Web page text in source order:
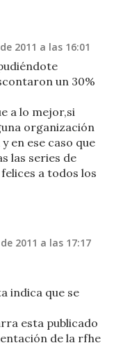
2011 a las 16:01
un 30%
a lo mejor,si
organización
en ese caso que
las series de
a todos los
2011 a las 17:17
indica que se
esta publicado
de la rfhe